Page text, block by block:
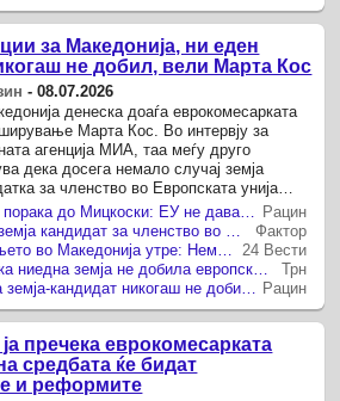
за Македонија, ни еден
не добил, вели Марта Кос
-08.07.2026
денеска доаѓа еврокомесарката
Марта Кос. Во интервју за
агенција МИА, таа меѓу друго
дека досега немало случај земја
за членство во Европската унија
добие гаранции дека за неа нема да се
друг спор за за ...
Рацин
Фактор
24 Вести
Трн
Рацин
пречека еврокомесарката
средбата ќе бидат
и реформите